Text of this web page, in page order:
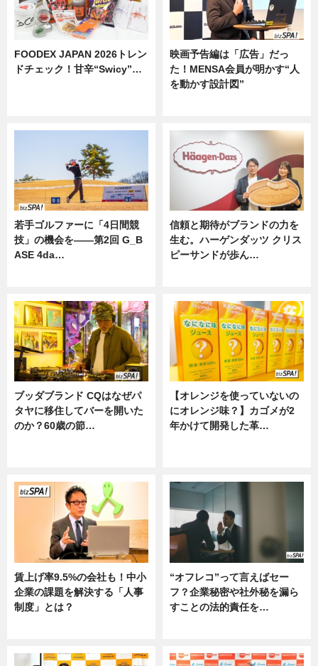
FOODEX JAPAN 2026トレン
ドチェック！甘辛“Swicy”…
映画予告編は「広告」だっ
た！MENSA会員が明かす“人
を動かす設計図”
若手ゴルファーに「4日間競
技」の機会を——第2回 G_B
ASE 4da…
信頼と期待がブランドの力を
生む。ハーゲンダッツ クリス
ピーサンドが歩ん…
ブッダブランド CQはなぜパ
タヤに移住してバーを開いた
のか？60歳の節…
【オレンジを使っていないの
にオレンジ味？】カゴメが2
年かけて開発した革…
賃上げ率9.5%の会社も！中小
企業の課題を解決する「人事
制度」とは？
“オフレコ”って言えばセー
フ？企業秘密や社外秘を漏ら
すことの法的責任を…